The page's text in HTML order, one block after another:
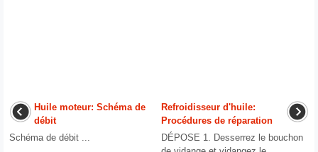
Huile moteur: Schéma de
débit
Schéma de débit ...
Refroidisseur d'huile:
Procédures de réparation
DÉPOSE 1. Desserrez le bouchon